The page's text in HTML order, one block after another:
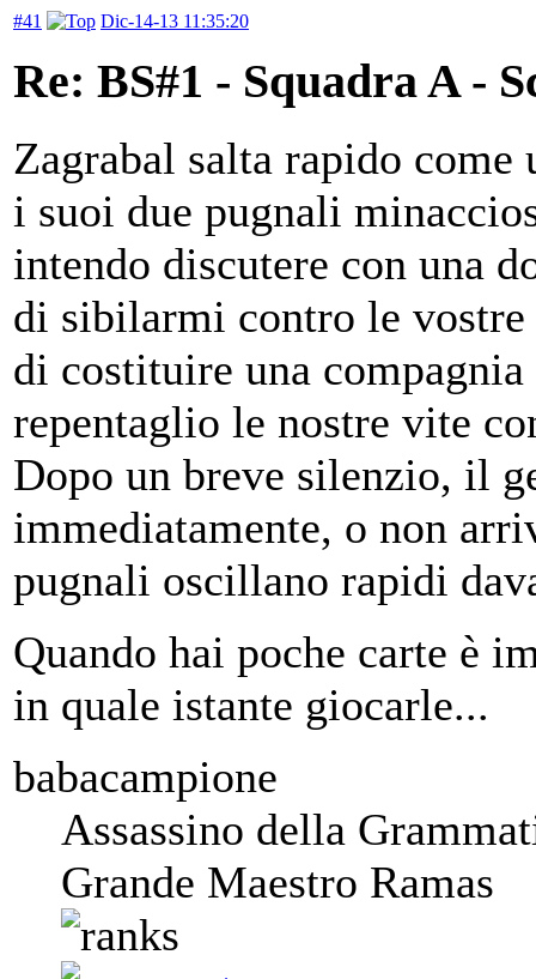
#41 Dic-14-13 11:35:20
Re: BS#1 - Squadra A -
Zagrabal salta rapido
i suoi due pugnali
intendo discutere con una
di sibilarmi contro le
di costituire una
repentaglio le nostre vite
Dopo un breve silenzio, il
immediatamente, o non
pugnali oscillano rapidi
Quando hai poche carte è
in quale istante giocarle...
babacampione
Assassino della
Grande Maestro Ramas